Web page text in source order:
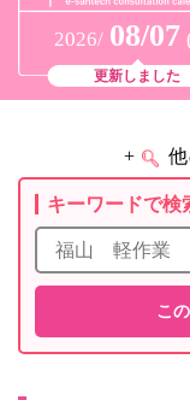
2026/ 08/07
更新しました
+
キーワードで検